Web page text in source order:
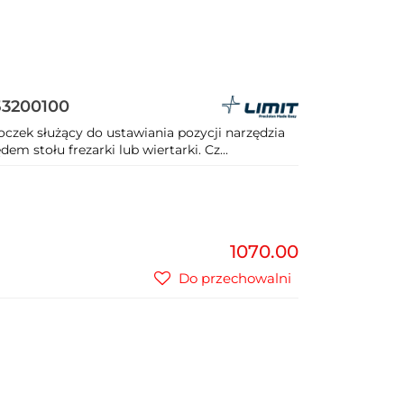
służący do ustawiania pozycji narzędzia
stołu frezarki lub wiertarki. Cz...
1070.00
Do przechowalni